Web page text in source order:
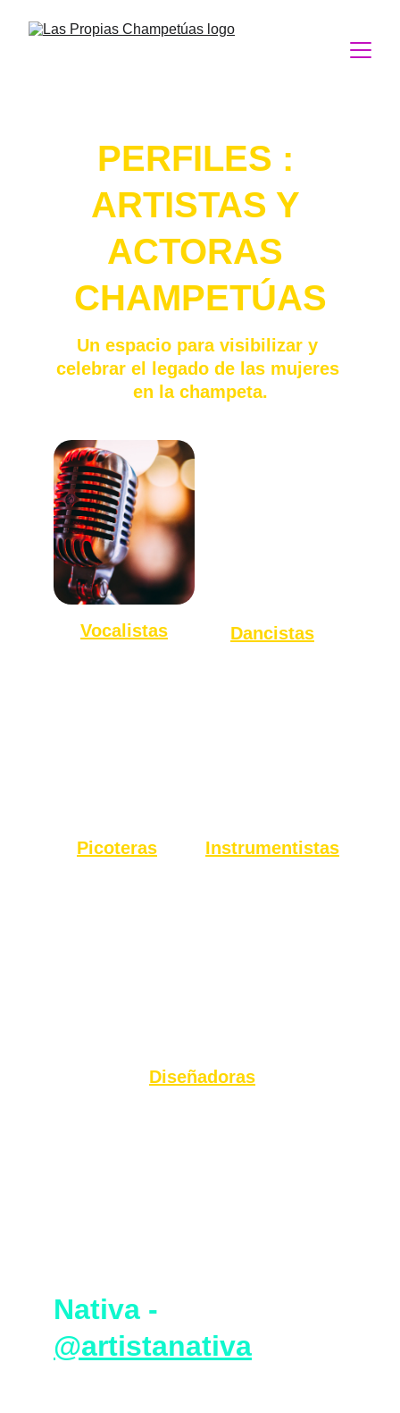
PERFILES :
ARTISTAS Y
ACTORAS
CHAMPETÚAS
Un espacio para visibilizar y
celebrar el legado de las mujeres
en la champeta.
Vocalistas
Picoteras Instrumentistas
Dancistas
Diseñadoras
Nativa -
@artistanativa